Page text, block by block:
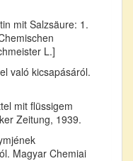
mit Salzsäure: 1.
L.]
való kicsapásáról.
mit flüssigem
Zeitung, 1939.
Magyar Chemiai